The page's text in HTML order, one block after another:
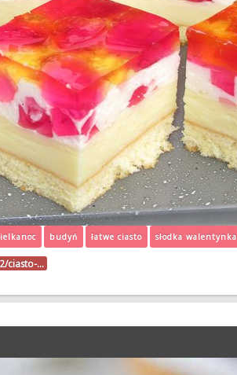
budyń łatwe ciasto słodka walentynka
ciasto-…